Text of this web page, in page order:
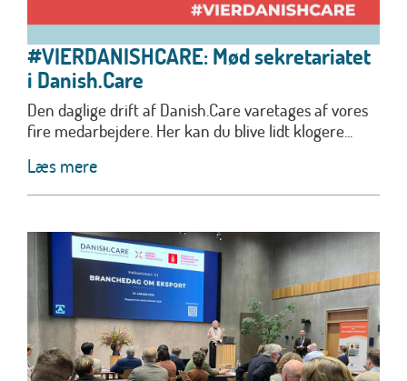
#VIERDANISHCARE: Mød sekretariatet
i Danish.Care
Den daglige drift af Danish.Care varetages af vores
fire medarbejdere. Her kan du blive lidt klogere...
Læs mere